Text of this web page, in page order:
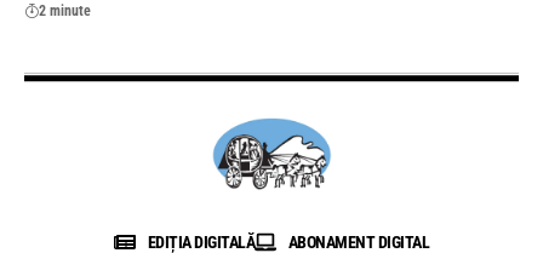
2 minute
EDIȚIA DIGITALĂ
ABONAMENT DIGITAL